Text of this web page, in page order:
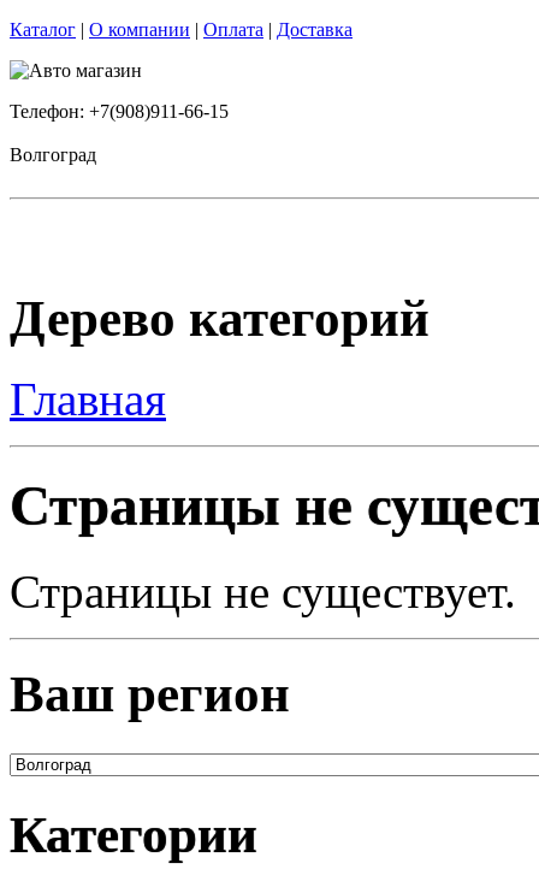
Каталог | О компании | Оплата | Доставка
Телефон: +7(908)911-66-15
Волгоград
Дерево категорий
Главная
Страницы не
Страницы не существует.
Ваш регион
Категории